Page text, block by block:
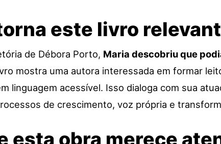
este livro
de Débora Porto, Maria descobriu que
mostra uma autora interessada em formar
linguagem acessível. Isso dialoga com sua
de crescimento, voz própria e
esta obra merece